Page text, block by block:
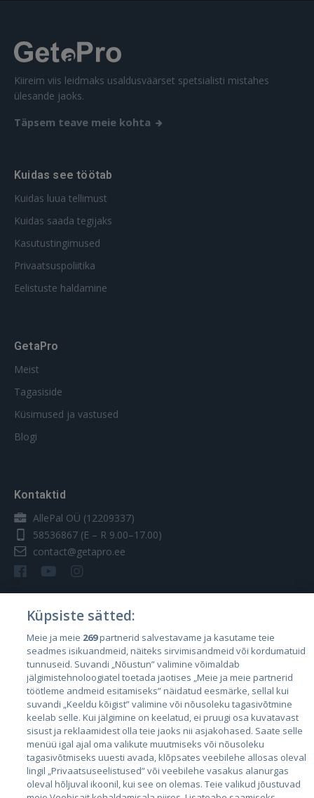
 Sign in with Apple
REGISTREERIMINE
Kiireim viis leidmaks usaldusväärset spetsialisti mistahes
ülesande jaoks.
Täpsem teave meie kohta
Kuidas see töötab
Kuidas luua tellimust
Kuidas saada tegijaks
Kasutustingimused
Privaatsuspoliitika
Eelistuste haldamine
GetaPro
Meist
Tagasiside
Küsimused ja vastused
Blogi
Kontaktid
AllePal OÜ (12209337)
58536867 (E – R 9.00–17.00)
contact@getapro.ee
Riigid
Eesti
Läti
Leedu
Küpsiste sätted:
Meie ja meie 269partnerid salvestavame ja kasutame teie
seadmes isikuandmeid, näiteks sirvimisandmeid või kordumatuid
tunnuseid. Suvandi „Nõustun” valimine võimaldab
jälgimistehnoloogiatel toetada jaotises „Meie ja meie partnerid
töötleme andmeid esitamiseks” näidatud eesmärke, sellal kui
suvandi „Keeldu kõigist” valimine või nõusoleku tagasivõtmine
keelab selle. Kui jälgimine on keelatud, ei pruugi osa kuvatavast
sisust ja reklaamidest olla teie jaoks nii asjakohased. Saate selle
menüü igal ajal oma valikute muutmiseks või nõusoleku
tagasivõtmiseks uuesti avada, klõpsates veebilehe allosas oleval
lingil „Privaatsuseelistused” või veebilehe vasakus alanurgas
oleval hõljuval ikoonil, kui see on olemas. Teie valikud jõustuvad